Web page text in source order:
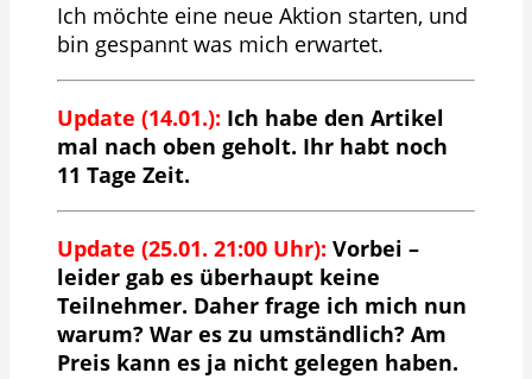
Ich möchte eine neue Aktion starten, und
bin gespannt was mich erwartet.
Update (14.01.): Ich habe den Artikel
mal nach oben geholt. Ihr habt noch
11 Tage Zeit.
Update (25.01. 21:00 Uhr): Vorbei –
leider gab es überhaupt keine
Teilnehmer. Daher frage ich mich nun
warum? War es zu umständlich? Am
Preis kann es ja nicht gelegen haben.